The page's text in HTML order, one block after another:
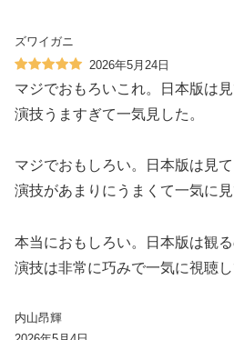
ズワイガニ
2026年5月24日
マジでおもろいこれ。日本版は
演技うますぎて一気見した。
マジでおもしろい。日本版は見
演技があまりにうまくて一気に見
本当におもしろい。日本版は観
演技は非常に巧みで一気に視聴し
内山昂輝